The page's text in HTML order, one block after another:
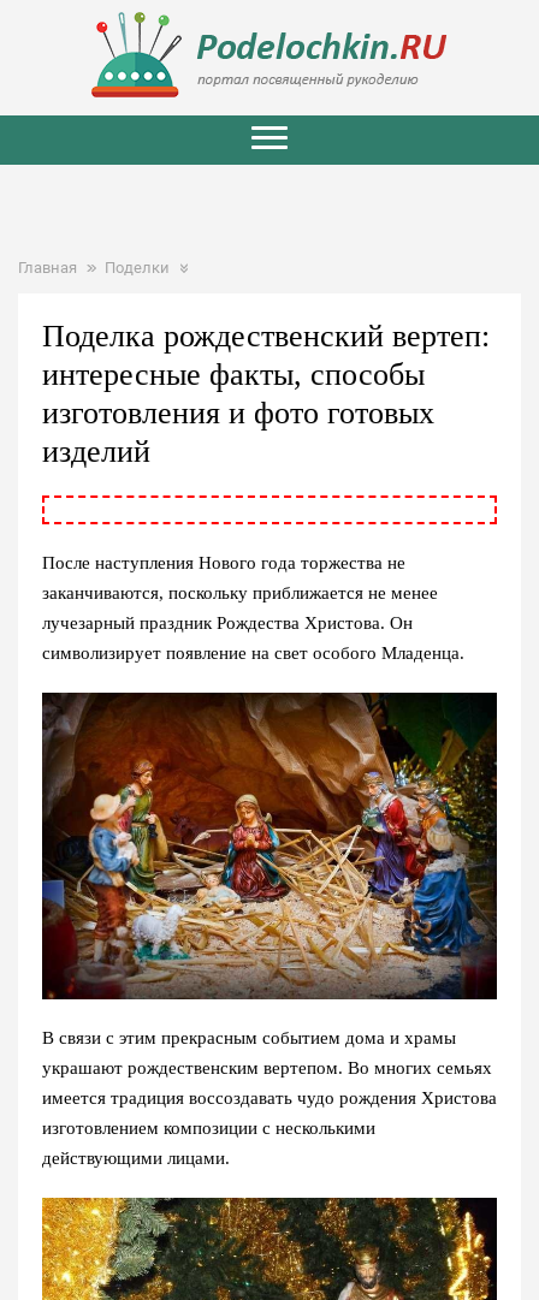
Главная Поделки
Поделка рождественский вертеп:
интересные факты, способы
изготовления и фото готовых
изделий
После наступления Нового года торжества не
заканчиваются, поскольку приближается не менее
лучезарный праздник Рождества Христова. Он
символизирует появление на свет особого Младенца.
В связи с этим прекрасным событием дома и храмы
украшают рождественским вертепом. Во многих семьях
имеется традиция воссоздавать чудо рождения Христова
изготовлением композиции с несколькими
действующими лицами.